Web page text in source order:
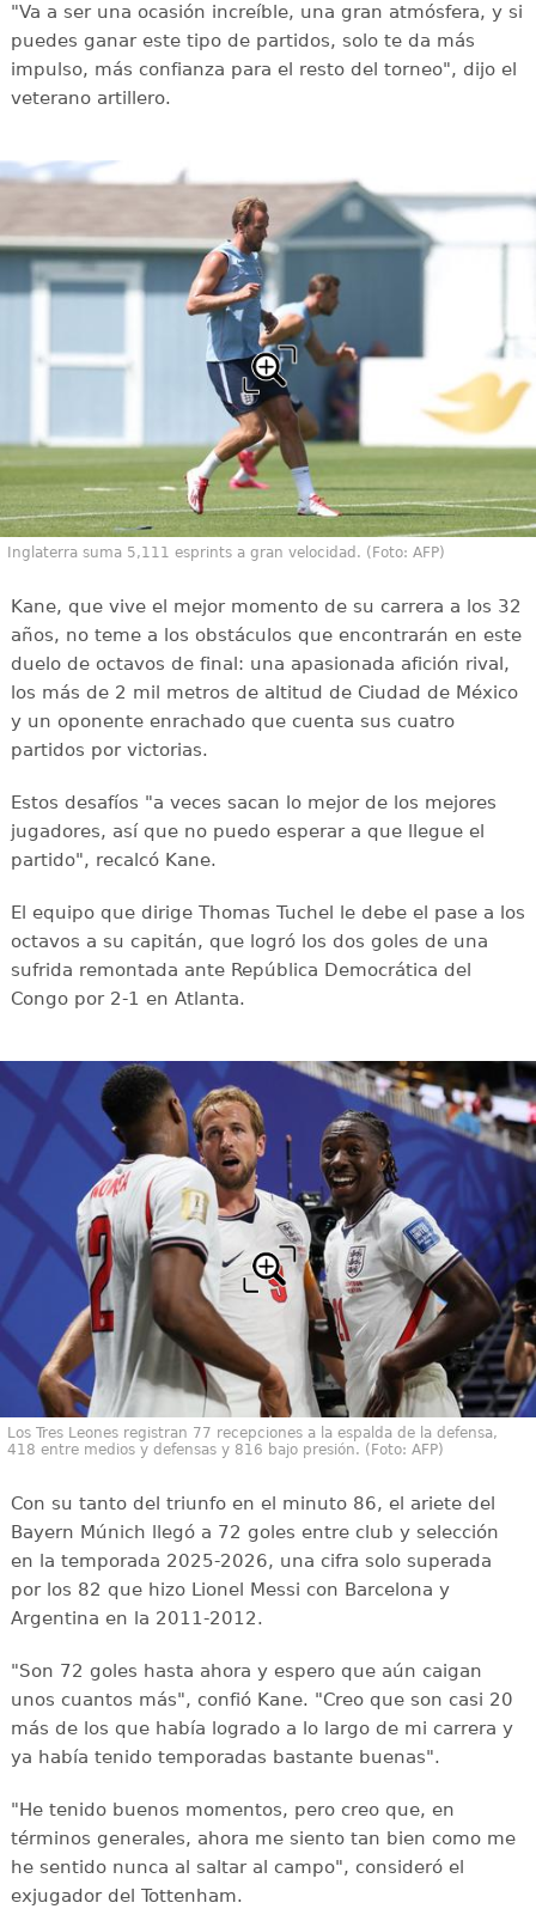
"Va a ser una ocasión increíble, una gran atmósfera, y si
puedes ganar este tipo de partidos, solo te da más
impulso, más confianza para el resto del torneo", dijo el
veterano artillero.
Inglaterra suma 5,111 esprints a gran velocidad. (Foto: AFP)
Kane, que vive el mejor momento de su carrera a los 32
años, no teme a los obstáculos que encontrarán en este
duelo de octavos de final: una apasionada afición rival,
los más de 2 mil metros de altitud de Ciudad de México
y un oponente enrachado que cuenta sus cuatro
partidos por victorias.
Estos desafíos "a veces sacan lo mejor de los mejores
jugadores, así que no puedo esperar a que llegue el
partido", recalcó Kane.
El equipo que dirige Thomas Tuchel le debe el pase a los
octavos a su capitán, que logró los dos goles de una
sufrida remontada ante República Democrática del
Congo por 2-1 en Atlanta.
Los Tres Leones registran 77 recepciones a la espalda de la defensa,
418 entre medios y defensas y 816 bajo presión. (Foto: AFP)
Con su tanto del triunfo en el minuto 86, el ariete del
Bayern Múnich llegó a 72 goles entre club y selección
en la temporada 2025-2026, una cifra solo superada
por los 82 que hizo Lionel Messi con Barcelona y
Argentina en la 2011-2012.
"Son 72 goles hasta ahora y espero que aún caigan
unos cuantos más", confió Kane. "Creo que son casi 20
más de los que había logrado a lo largo de mi carrera y
ya había tenido temporadas bastante buenas".
"He tenido buenos momentos, pero creo que, en
términos generales, ahora me siento tan bien como me
he sentido nunca al saltar al campo", consideró el
exjugador del Tottenham.